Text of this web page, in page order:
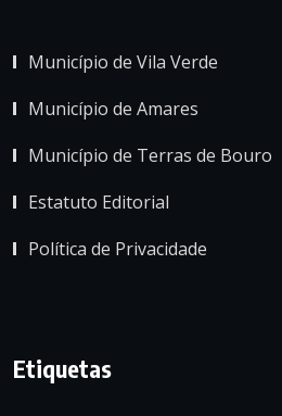
Município de Vila Verde
Município de Amares
Município de Terras de Bouro
Estatuto Editorial
Política de Privacidade
Etiquetas